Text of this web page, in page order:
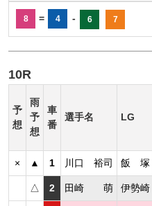
8 = 4 - 6 7
10R
予
想
雨
予
想
車
番
選手名 LG
× ▲ 1 川口 裕司 飯 塚
△ 2 田崎 萌 伊勢崎